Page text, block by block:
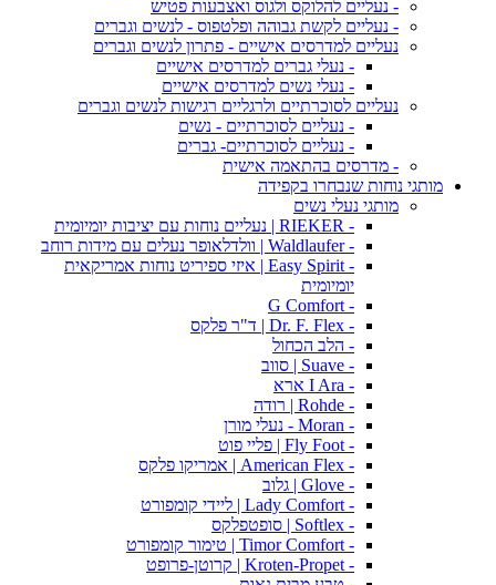
- נעליים להלוקס ולגוס ואצבעות פטיש
- נעליים לקשת גבוהה ופלטפוס - לנשים וגברים
נעליים למדרסים אישיים - פתרון לנשים וגברים
- נעלי גברים למדרסים אישיים
- נעלי נשים למדרסים אישיים
נעליים לסוכרתיים ולרגליים רגישות לנשים וגברים
- נעליים לסוכרתיים - נשים
- נעליים לסוכרתיים- גברים
- מדרסים בהתאמה אישית
מותגי נוחות שנבחרו בקפידה
מותגי נעלי נשים
- RIEKER | נעליים נוחות עם יציבות יומיומית
- Waldlaufer | וולדלאופר נעלים עם מידות רוחב
- Easy Spirit | איזי ספיריט נוחות אמריקאית
יומיומית
- G Comfort
- Dr. F. Flex | ד"ר פלקס
- הלב הכחול
- Suave | סווב
- I Ara ארא
- Rohde | רודה
- Moran - נעלי מורן
- Fly Foot | פליי פוט
- American Flex | אמריקו פלקס
- Glove | גלוב
- Lady Comfort | ליידי קומפורט
- Softlex | סופטפלקס
- Timor Comfort | טימור קומפורט
- Kroten-Propet | קרוטן-פרופט